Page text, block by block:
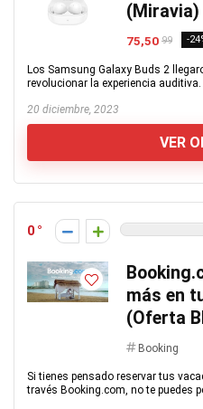
(Miravia)
75,50 99 -
Los Samsung Galaxy Buds 2
revolucionar la experiencia auditiva.
20 diciembre, 2023
VER
0
más en
(Oferta
Booking
Si tienes pensado reservar tus
través Booking.com, no te puedes